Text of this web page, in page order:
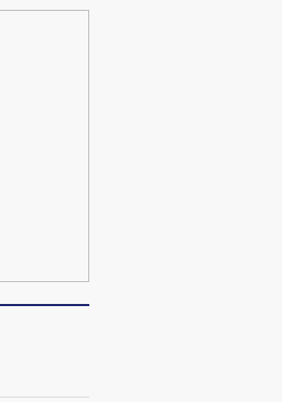
甘
泽连斯基密集出访美英 索